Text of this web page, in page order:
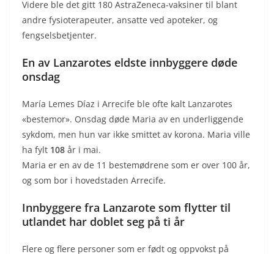
Videre ble det gitt 180 AstraZeneca-vaksiner til blant
andre fysioterapeuter, ansatte ved apoteker, og
fengselsbetjenter.
En av Lanzarotes eldste innbyggere døde
onsdag
María Lemes Díaz i Arrecife ble ofte kalt Lanzarotes
«bestemor». Onsdag døde Maria av en underliggende
sykdom, men hun var ikke smittet av korona. Maria ville
ha fylt 108 år i mai.
Maria er en av de 11 bestemødrene som er over 100 år,
og som bor i hovedstaden Arrecife.
Innbyggere fra Lanzarote som flytter til
utlandet har doblet seg på ti år
Flere og flere personer som er født og oppvokst på